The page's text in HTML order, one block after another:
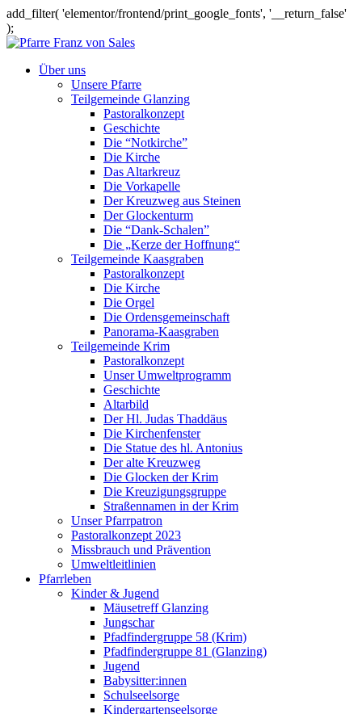
add_filter( 'elementor/frontend/print_google_fonts', '__return_false'
);
Über uns
Unsere Pfarre
Teilgemeinde Glanzing
Pastoralkonzept
Geschichte
Die “Notkirche”
Die Kirche
Das Altarkreuz
Die Vorkapelle
Der Kreuzweg aus Steinen
Der Glockenturm
Die “Dank-Schalen”
Die „Kerze der Hoffnung“
Teilgemeinde Kaasgraben
Pastoralkonzept
Die Kirche
Die Orgel
Die Ordensgemeinschaft
Panorama-Kaasgraben
Teilgemeinde Krim
Pastoralkonzept
Unser Umweltprogramm
Geschichte
Altarbild
Der Hl. Judas Thaddäus
Die Kirchenfenster
Die Statue des hl. Antonius
Der alte Kreuzweg
Die Glocken der Krim
Die Kreuzigungsgruppe
Straßennamen in der Krim
Unser Pfarrpatron
Pastoralkonzept 2023
Missbrauch und Prävention
Umweltleitlinien
Pfarrleben
Kinder & Jugend
Mäusetreff Glanzing
Jungschar
Pfadfindergruppe 58 (Krim)
Pfadfindergruppe 81 (Glanzing)
Jugend
Babysitter:innen
Schulseelsorge
Kindergartenseelsorge